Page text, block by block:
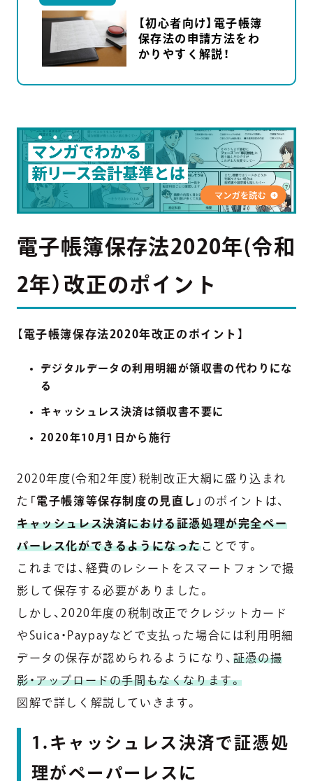
【初心者向け】電子帳簿
保存法の申請方法をわ
かりやすく解説！
電子帳簿保存法2020年(令和
2年）改正のポイント
【 電子帳簿保存法2020年改正のポイント 】
デジタルデータの利用明細が領収書の代わりにな
る
キャッシュレス決済は領収書不要に
2020年10月1日から施行
2020年度(令和2年度）税制改正大綱に盛り込まれ
た「 電子帳簿等保存制度の見直し 」のポイントは、
キャッシュレス決済における証憑処理が完全ペー
パーレス化ができるようになったことです。
これまでは、経費のレシートをスマートフォンで撮
影して保存する必要がありました。
しかし、2020年度の税制改正でクレジットカード
やSuica・Paypayなどで支払った場合には利用明細
データの保存が認められるようになり、 証憑の撮
影・アップロードの手間もなくなります。
図解で詳しく解説していきます。
1.キャッシュレス決済で証憑処
理がペーパーレスに